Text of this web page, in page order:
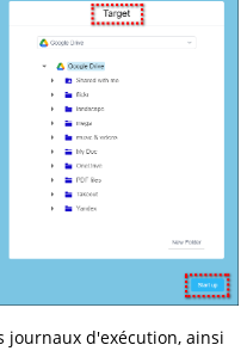
journaux d'exécution, ainsi